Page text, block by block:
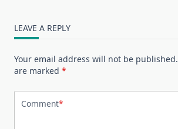
LEAVE A REPLY
Your email address will not be published.
are marked *
Comment*